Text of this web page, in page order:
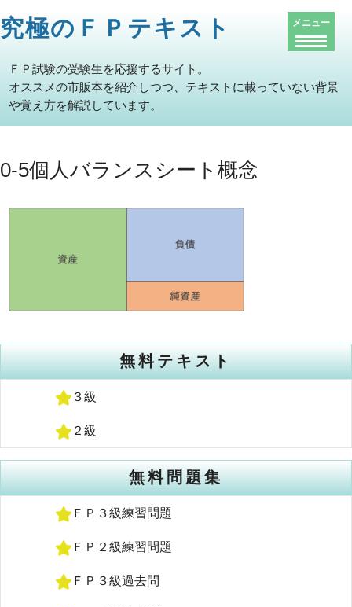
究極のＦＰテキスト
ＦＰ試験の受験生を応援するサイト。
オススメの市販本を紹介しつつ、テキストに載っていない背景
や覚え方を解説しています。
0-5個人バランスシート概念
無料テキスト
３級
２級
無料問題集
ＦＰ３級練習問題
ＦＰ２級練習問題
ＦＰ３級過去問
メニュー